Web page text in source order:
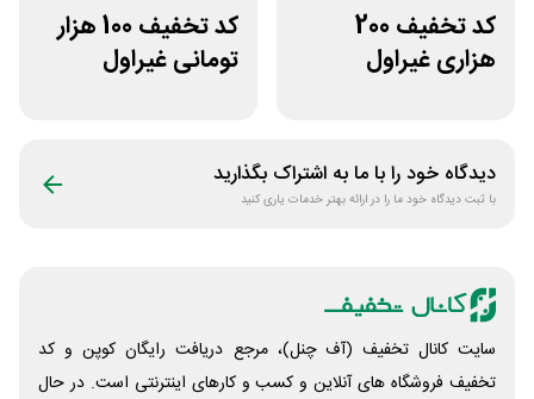
کد تخفیف 200
هزاری غیراول
کد تخفیف 100 هزار
تومانی غیراول
دیدگاه خود را با ما به اشتراک بگذارید
با ثبت دیدگاه خود ما را در ارائه بهتر خدمات یاری کنید
سایت کانال تخفیف (آف چنل)، مرجع دریافت رایگان کوپن و کد
تخفیف فروشگاه های آنلاین و کسب و‌ کارهای اینترنتی است. در حال